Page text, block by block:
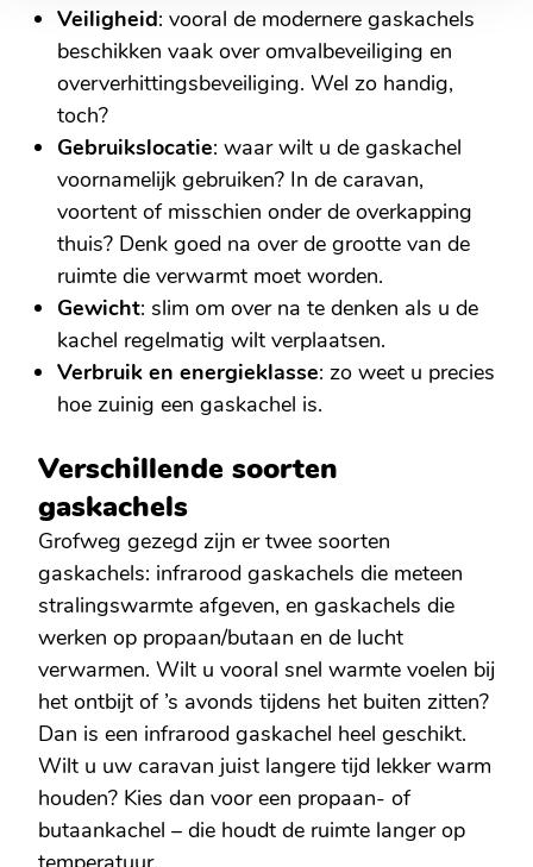
Veiligheid: vooral de modernere gaskachels
beschikken vaak over omvalbeveiliging en
oververhittingsbeveiliging. Wel zo handig,
toch?
Gebruikslocatie: waar wilt u de gaskachel
voornamelijk gebruiken? In de caravan,
voortent of misschien onder de overkapping
thuis? Denk goed na over de grootte van de
ruimte die verwarmt moet worden.
Gewicht: slim om over na te denken als u de
kachel regelmatig wilt verplaatsen.
Verbruik en energieklasse: zo weet u precies
hoe zuinig een gaskachel is.
Verschillende soorten
gaskachels
Grofweg gezegd zijn er twee soorten
gaskachels: infrarood gaskachels die meteen
stralingswarmte afgeven, en gaskachels die
werken op propaan/butaan en de lucht
verwarmen. Wilt u vooral snel warmte voelen bij
het ontbijt of ’s avonds tijdens het buiten zitten?
Dan is een infrarood gaskachel heel geschikt.
Wilt u uw caravan juist langere tijd lekker warm
houden? Kies dan voor een propaan- of
butaankachel – die houdt de ruimte langer op